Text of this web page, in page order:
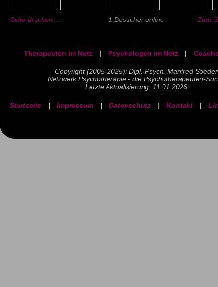
Seite drucken ... 1 Besucher online Zum
Therapeuten im Netz | Psychologen im Netz |
Copyright (2005-2025): Dipl.-Psych. Manfred Soeder
Netzwerk Psychotherapie - die Psychotherapeuten-
Letzte Aktualisierung: 11.01.2026
Startseite | Impressum | Datenschutz | Kontakt |